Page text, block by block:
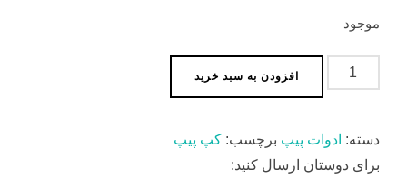
موجود
پیپ
افزودن به سبد خرید
دسته: ادوات پیپ برچسب: کپ پیپ
برای دوستان ارسال کنید: